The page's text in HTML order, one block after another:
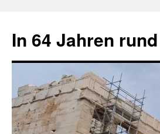
springen
In 64 Jahren